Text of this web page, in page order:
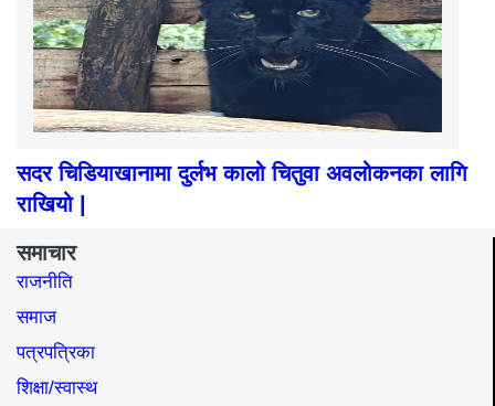
सदर चिडियाखानामा दुर्लभ कालो चितुवा अवलोकनका लागि
राखियो |
समाचार
राजनीति
समाज​
पत्रपत्रिका
शिक्षा/स्वास्थ